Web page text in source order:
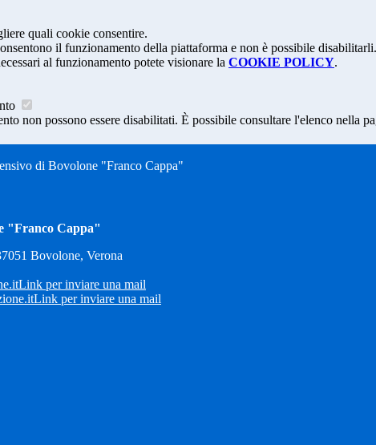
quali cookie consentire.
il funzionamento della piattaforma e non è possibile disabilitarli.
al funzionamento potete visionare la COOKIE POLICY.
non possono essere disabilitati. È possibile consultare l'elenco nella
di Bovolone "Franco Cappa"
"Franco Cappa"
Bovolone, Verona
Link per inviare una mail
Link per inviare una mail